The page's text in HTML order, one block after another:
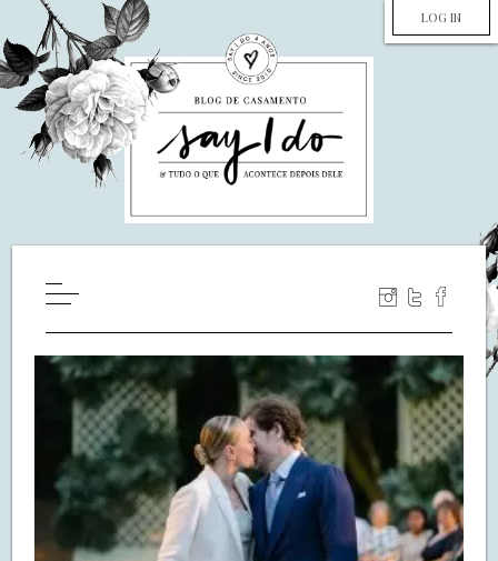
LOG IN
WILL YOU MARRY ME?
LUA DE MEL
COZINHA
DECORAÇÃO
DE NOIVA PRA NOIVA
S.O.S CASADAS
FALE COM O SAY I DO